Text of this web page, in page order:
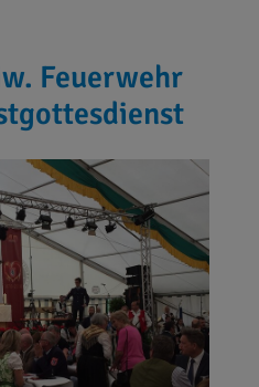
Feuerwehr